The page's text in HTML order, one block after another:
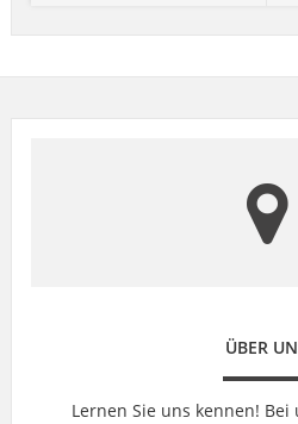
ÜBER
Lernen Sie uns kennen!